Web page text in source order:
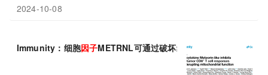
2024-10-08
Immunity：细胞因子METRNL可通过破坏线粒体功能